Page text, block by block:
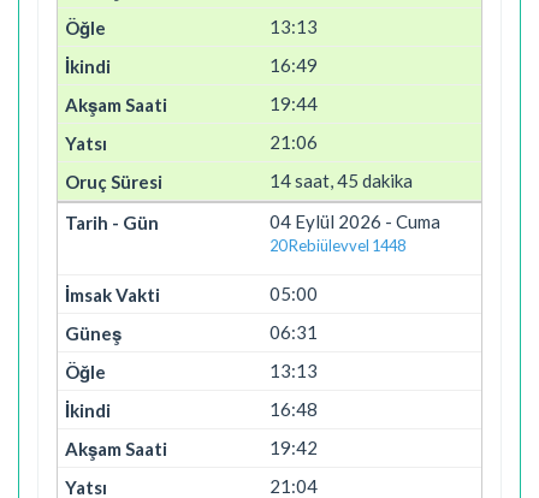
13:13
16:49
19:44
21:06
14 saat, 45 dakika
04 Eylül 2026 - Cuma
20 Rebiülevvel 1448
05:00
06:31
13:13
16:48
19:42
21:04